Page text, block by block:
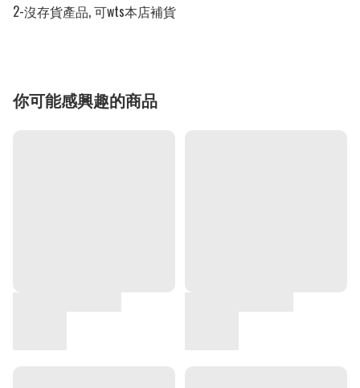
2-沒存貨產品, 可wts本店補貨
你可能感興趣的商品